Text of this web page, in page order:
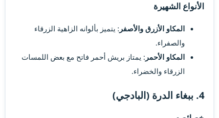
الأنواع الشهيرة​
المكاو الأزرق والأصفر : يتميز بألوانه الزاهية الزرقاء
والصفراء.
المكاو الأحمر : يمتاز بريش أحمر فاتح مع بعض اللمسات
الزرقاء والخضراء.
4. ببغاء الدرة (البادجي)​